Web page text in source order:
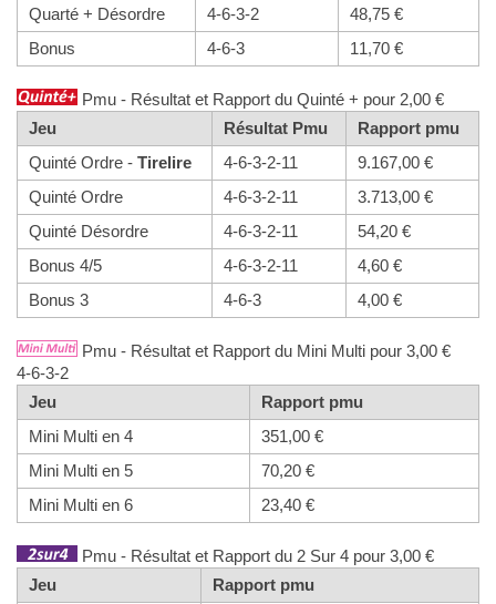
Quarté + Désordre
4-6-3-2
48,75 €
Bonus
4-6-3 11,70 €
Pmu - Résultat et Rapport du Quinté + pour 2,00 €
Jeu
Résultat Pmu
Rapport pmu
Quinté Ordre -Tirelire 4-6-3-2-11
9.167,00 €
Quinté Ordre
4-6-3-2-11
3.713,00 €
Quinté Désordre
4-6-3-2-11
54,20 €
Bonus 4/5
4-6-3-2-11
4,60 €
Bonus 3
4-6-3 4,00 €
Pmu - Résultat et Rapport du Mini Multi pour 3,00 €
4-6-3-2
Jeu
Rapport pmu
Mini Multi en 4
351,00 €
Mini Multi en 5
70,20 €
Mini Multi en 6
23,40 €
Pmu - Résultat et Rapport du 2 Sur 4 pour 3,00 €
Jeu
Rapport pmu